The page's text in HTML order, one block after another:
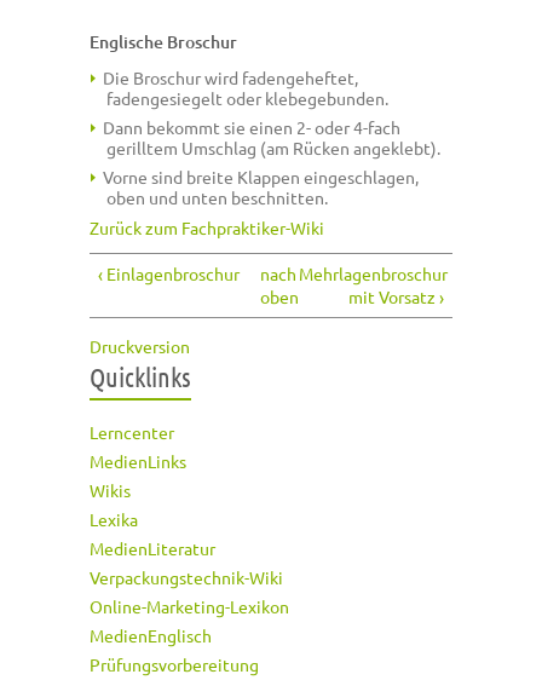
Englische Broschur
Die Broschur wird fadengeheftet,
fadengesiegelt oder klebegebunden.
Dann bekommt sie einen 2- oder 4-fach
gerilltem Umschlag (am Rücken angeklebt).
Vorne sind breite Klappen eingeschlagen,
oben und unten beschnitten.
Zurück zum Fachpraktiker-Wiki
‹ Einlagenbroschur
nach
oben
Mehrlagenbroschur
mit Vorsatz ›
Druckversion
Quicklinks
Lerncenter
MedienLinks
Wikis
Lexika
MedienLiteratur
Verpackungstechnik-Wiki
Online-Marketing-Lexikon
MedienEnglisch
Prüfungsvorbereitung